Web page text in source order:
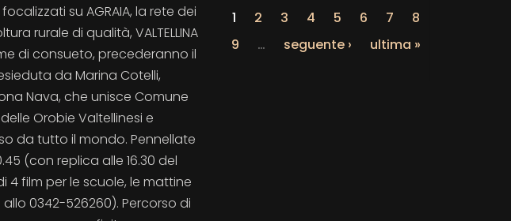
su AGRAIA, la rete dei
rurale di qualità, VALTELLINA
di consueto, precederanno il
da Marina Cotelli,
Nava, che unisce Comune
Orobie Valtellinesi e
da tutto il mondo. Pennellate
(con replica alle 16.30 del
4 film per le scuole, le mattine
0342-526260). Percorso di
1 2 3 4 5 6 7
8
9
… seguente › ultima »